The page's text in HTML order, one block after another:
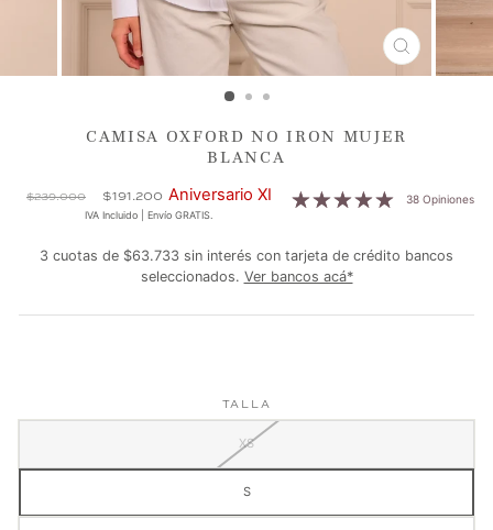
CERRAR
(ESC)
CAMISA OXFORD NO IRON MUJER
BLANCA
38 Opiniones
Precio
$239.000
Precio
de
$191.200 Aniversario XI
IVA Incluido | Envío GRATIS.
3 cuotas de $63.733 sin interés con tarjeta de crédito bancos
seleccionados. Ver bancos acá*
TALLA
XS
S